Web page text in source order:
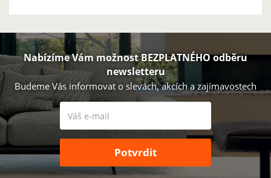
Nabízíme Vám možnost BEZPLATNÉHO odběru
newsletteru
Budeme Vás informovat o slevách, akcích a zajímavostech